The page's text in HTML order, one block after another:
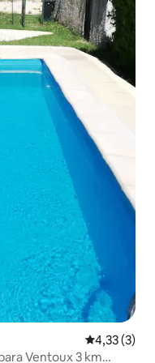
4,33 de
4,33 (3)
Ventoux 3 km